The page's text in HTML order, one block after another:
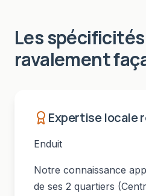
Les
ravalement
Expertise locale
Enduit
Notre connaissance
de ses 2 quartiers (